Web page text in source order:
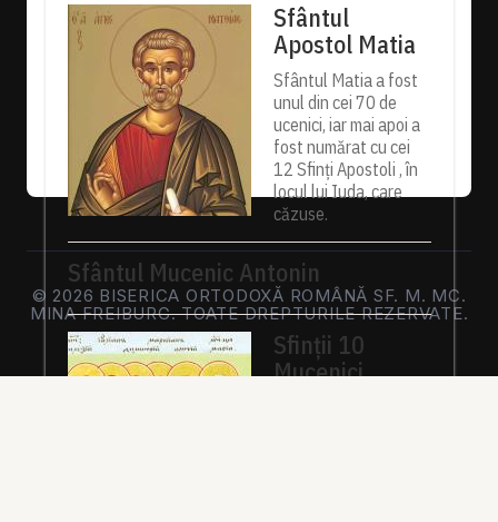
Sfântul
Apostol Matia
Sfântul Matia a fost
unul din cei 70 de
ucenici, iar mai apoi a
fost numărat cu cei
12 Sfinți Apostoli , în
locul lui Iuda, care
căzuse.
Sfântul Mucenic Antonin
Sfinții 10
Mucenici
© 2026 BISERICA ORTODOXĂ ROMÂNĂ SF. M. MC.
MINA FREIBURG. TOATE DREPTURILE REZERVATE.